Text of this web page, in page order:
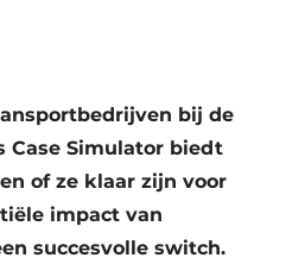
bij de
Case Simulator biedt
of ze klaar zijn voor
impact van
succesvolle switch.